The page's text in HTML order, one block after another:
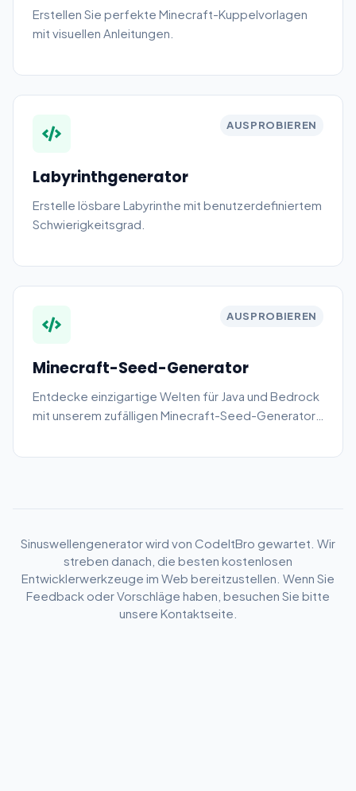
Erstellen Sie perfekte Minecraft-Kuppelvorlagen
mit visuellen Anleitungen.
AUSPROBIEREN
Labyrinthgenerator
Erstelle lösbare Labyrinthe mit benutzerdefiniertem
Schwierigkeitsgrad.
AUSPROBIEREN
Minecraft-Seed-Generator
Entdecke einzigartige Welten für Java und Bedrock
mit unserem zufälligen Minecraft-Seed-Generator.
Sinuswellengenerator wird von CodeItBro gewartet. Wir
streben danach, die besten kostenlosen
Entwicklerwerkzeuge im Web bereitzustellen. Wenn Sie
Feedback oder Vorschläge haben, besuchen Sie bitte
unsere Kontaktseite.